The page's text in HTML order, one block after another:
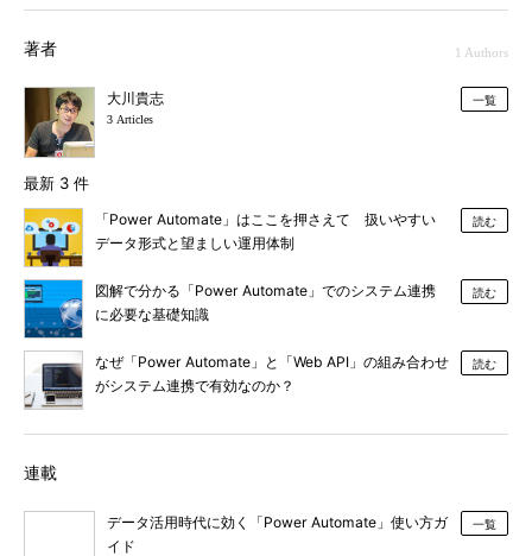
著者 1 Authors
大川貴志
3 Articles
一覧
最新 3 件
「Power Automate」はここを押さえて 扱いやすい
データ形式と望ましい運用体制
読む
図解で分かる「Power Automate」でのシステム連携
に必要な基礎知識
読む
なぜ「Power Automate」と「Web API」の組み合わせ
がシステム連携で有効なのか？
読む
連載
データ活用時代に効く「Power Automate」使い方ガ
イド
一覧